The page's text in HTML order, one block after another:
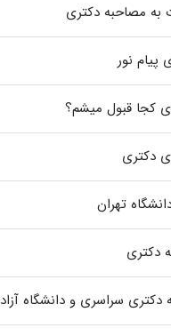
به مصاحبه دکتری
پیام نور
کجا قبول میشم؟
دکتری
تهران
دکتری
دکتری سراسری و دانشگاه آزاد